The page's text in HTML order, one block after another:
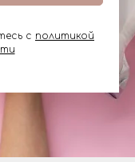
с политикой